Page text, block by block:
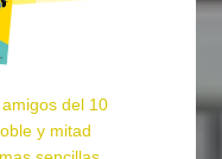
del 10
y mitad